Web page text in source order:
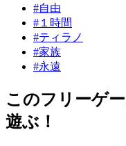
#自由
#１時間
#ティラノ
#家族
#永遠
このフリーゲ
遊ぶ！